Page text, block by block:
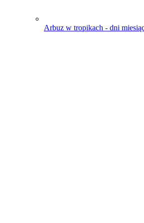
Arbuz w tropikach - dni